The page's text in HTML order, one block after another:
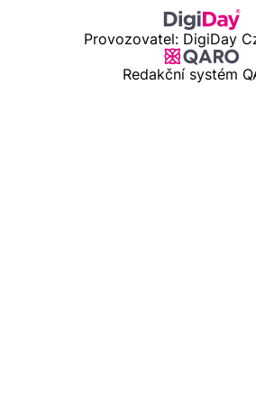
Provozovatel: DigiDay
Redakční systém